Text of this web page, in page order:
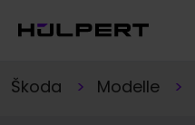
Škoda Modelle